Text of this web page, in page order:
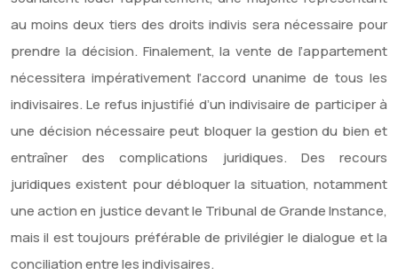
au moins deux tiers des droits indivis sera nécessaire pour
prendre la décision. Finalement, la vente de l’appartement
nécessitera impérativement l’accord unanime de tous les
indivisaires. Le refus injustifié d’un indivisaire de participer à
une décision nécessaire peut bloquer la gestion du bien et
entraîner des complications juridiques. Des recours
juridiques existent pour débloquer la situation, notamment
une action en justice devant le Tribunal de Grande Instance,
mais il est toujours préférable de privilégier le dialogue et la
conciliation entre les indivisaires.